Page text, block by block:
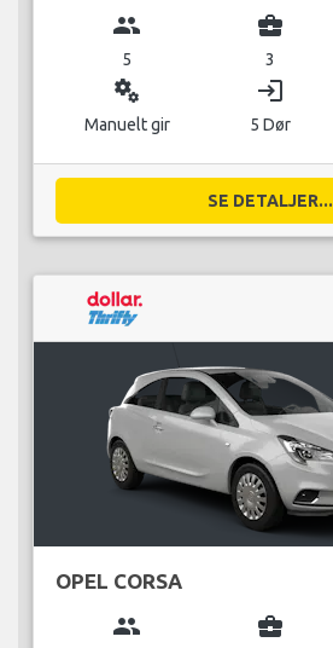
group
5
business_center
3
miscellaneous_services
Manuelt gir
login
5 Dør
SE DETALJER...
OPEL CORSA
group business_center